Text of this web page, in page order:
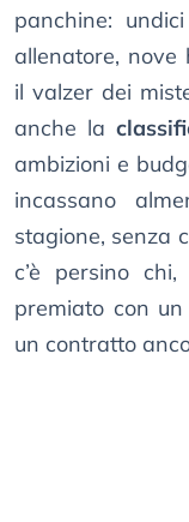
panchine:
allenatore, nove
il valzer dei
anche la
ambizioni e
incassano
stagione, senza
c’è persino
premiato con
un contratto